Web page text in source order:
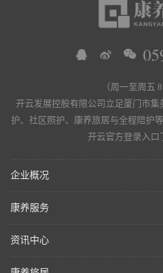
（周一至周五
开云发展控股有限公司立足厦门市
护、社区照护、康养旅居与全程陪护
开云官方登录入口
企业概况
康养服务
资讯中心